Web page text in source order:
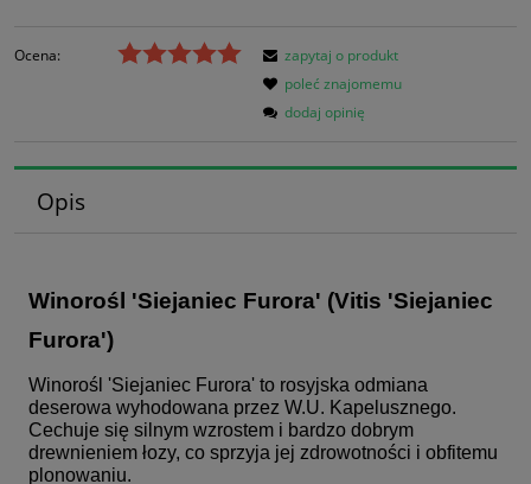
Ocena:
zapytaj o produkt
poleć znajomemu
dodaj opinię
Opis
Winorośl 'Siejaniec Furora' (Vitis 'Siejaniec
Furora')
Winorośl 'Siejaniec Furora' to rosyjska odmiana
deserowa wyhodowana przez W.U. Kapelusznego.
Cechuje się silnym wzrostem i bardzo dobrym
drewnieniem łozy, co sprzyja jej zdrowotności i obfitemu
plonowaniu.